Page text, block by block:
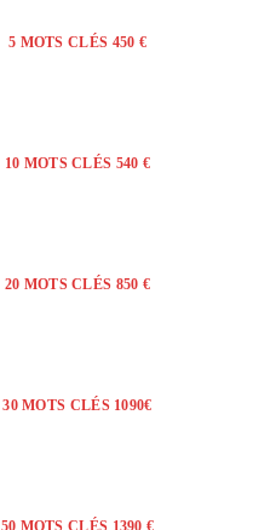
5 MOTS CLÉS 450 €
10 MOTS CLÉS 540 €
20 MOTS CLÉS 850 €
30 MOTS CLÉS 1090€
50 MOTS CLÉS 1390 €